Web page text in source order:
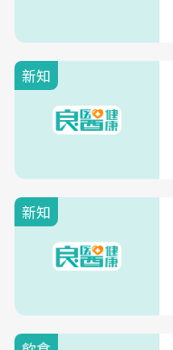
新知
新知